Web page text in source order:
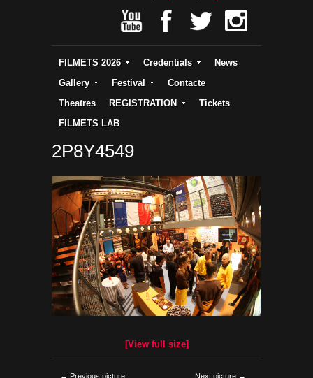
FILMETS 2026 Credentials
News
Gallery
Festival
Contacte
Theatres
REGISTRATION
Tickets
FILMETS LAB
2P8Y4549
[View full size]
← Previous picture Next picture →